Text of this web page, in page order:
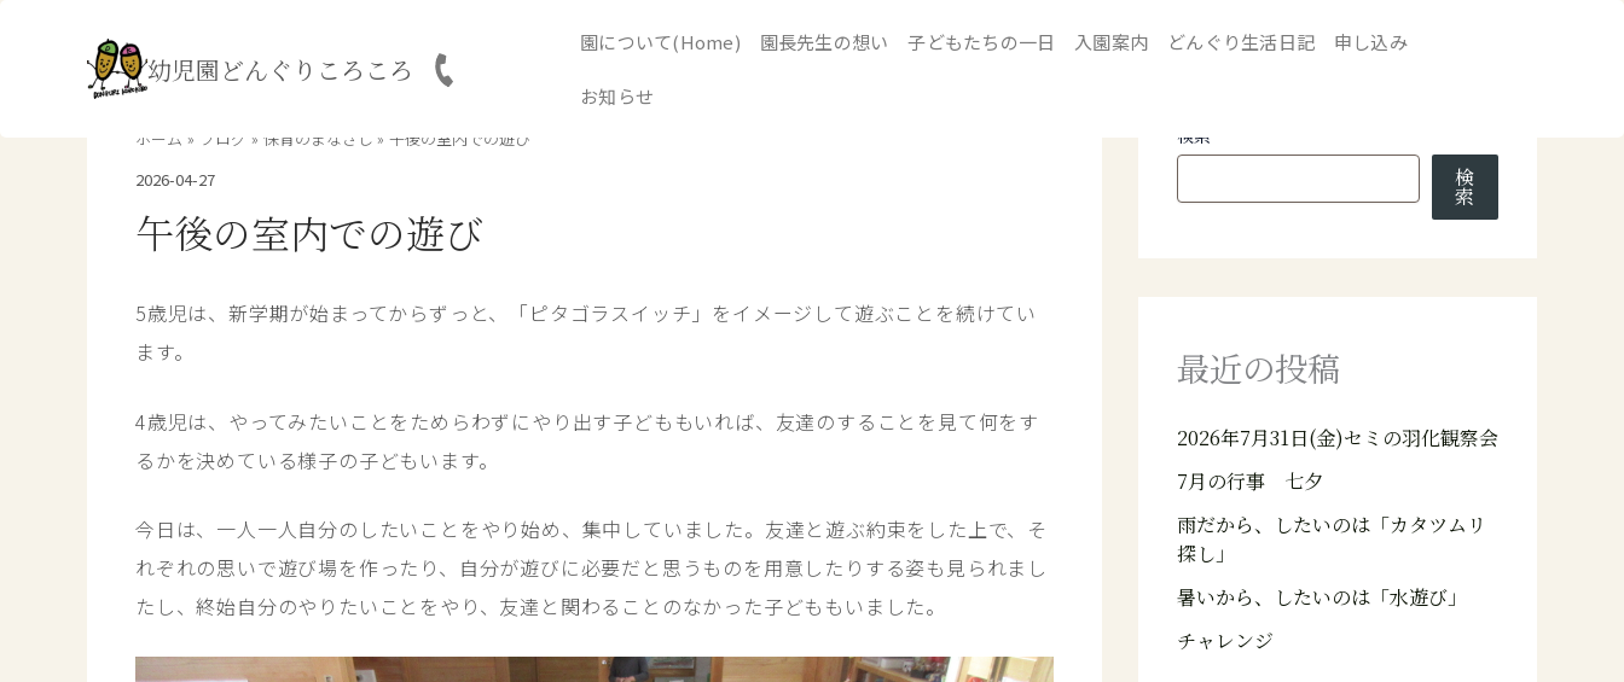
幼児園どんぐりころころ
園について(Home) 園長先生の想い 子どもたちの一日 入園案内 どんぐり生活日記 申し込み
お知らせ
ホーム ブログ 保育のまなざし
午後の室内での遊び
2026-04-27
午後の室内での遊び
5歳児は、新学期が始まってからずっと、「ピタゴラスイッチ」をイメージして遊ぶことを続けてい
ます。
4歳児は、やってみたいことをためらわずにやり出す子どももいれば、友達のすることを見て何をす
るかを決めている様子の子どもいます。
今日は、一人一人自分のしたいことをやり始め、集中していました。友達と遊ぶ約束をした上で、そ
れぞれの思いで遊び場を作ったり、自分が遊びに必要だと思うものを用意したりする姿も見られまし
たし、終始自分のやりたいことをやり、友達と関わることのなかった子どももいました。
検索
検
索
最近の投稿
2026年7月31日(金)セミの羽化観察会
7月の行事 七夕
雨だから、したいのは「カタツムリ
探し」
暑いから、したいのは「水遊び」
チャレンジ